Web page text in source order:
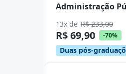
Administração
13x de R$ 233,00
R$ 69,90 -70%
Duas pós-